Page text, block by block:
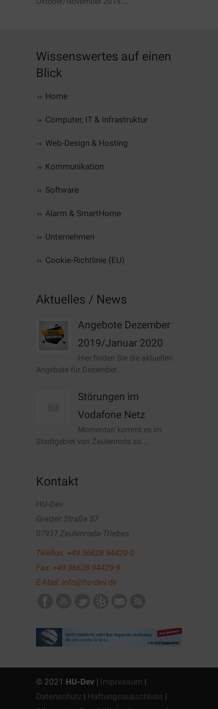
Wissenswertes auf einen
Blick
Home
Computer, IT & Infrastruktur
Web-Design & Hosting
Kommunikation
Software
Alarm & SmartHome
Unternehmen
Cookie-Richtlinie (EU)
Aktuelles / News
Angebote Dezember
2019/Januar 2020
Hier finden Sie die aktuellen
Angebote für Dezember...
Störungen im
Vodafone Netz
Momentan kommt es im
Stadtgebiet von Zeulenroda zu...
Kontakt
HU-Dev
Greizer Straße 57
07937 Zeulenroda-Triebes
Telefon: +49 36628 94429-0
Fax: +49 36628 94429-9
E-Mail: info@hu-dev.de
© 2021 HU-Dev | Impressum |
Datenschutz | Haftungsausschluss |